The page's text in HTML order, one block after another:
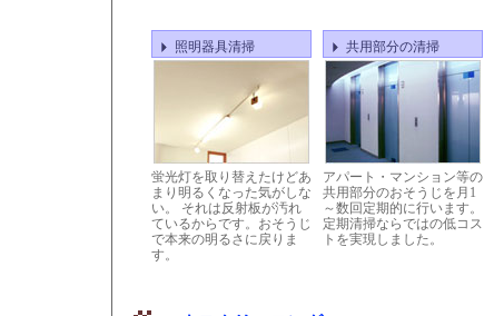
照明器具清掃
蛍光灯を取り替えたけどあ
まり明るくなった気がしな
い。 それは反射板が汚れ
ているからです。おそうじ
で本来の明るさに戻りま
す。
共用部分の清掃
アパート・マンション等の
共用部分のおそうじを月1
～数回定期的に行います。
定期清掃ならではの低コス
トを実現しました。